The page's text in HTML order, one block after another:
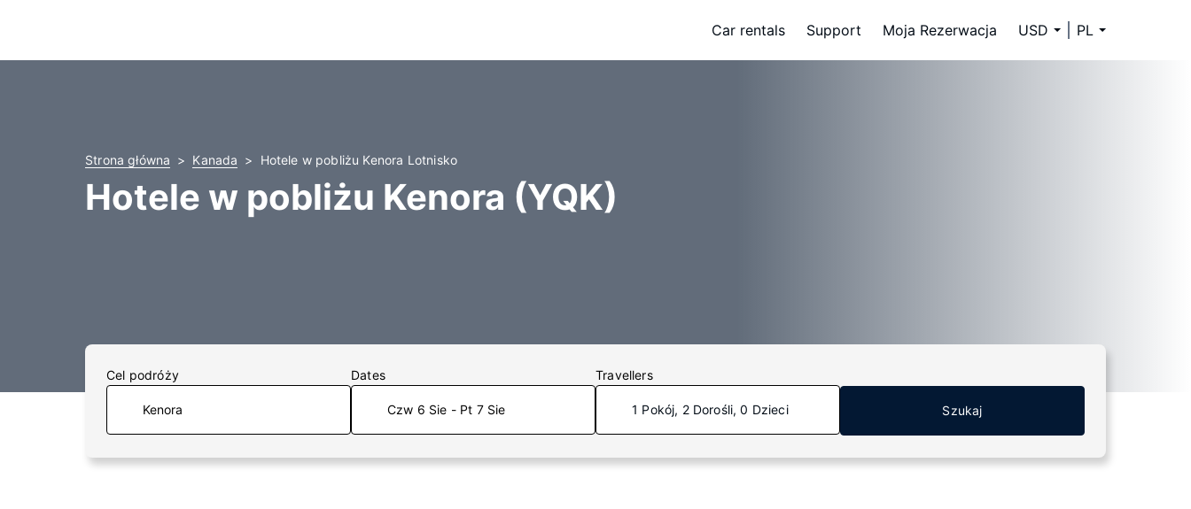
Car rentals Support Moja Rezerwacja USD PL
Strona główna Kanada Hotele w pobliżu Kenora Lotnisko
Hotele w pobliżu Kenora (YQK)
Cel podróży Dates
Czw 6 Sie - Pt 7 Sie
Travellers
1 Pokój, 2 Dorośli, 0 Dzieci Szukaj